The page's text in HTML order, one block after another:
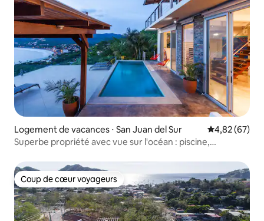
Logement de vacances ⋅ San Juan del Sur Évaluation
4,82 (67)
Superbe propriété avec vue sur l'océan : piscine,
Coup de cœur voyageurs
Coup de cœur voyageurs